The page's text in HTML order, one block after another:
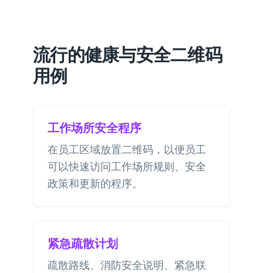
流行的健康与安全二维码
用例
工作场所安全程序
在员工区域放置二维码，以便员工
可以快速访问工作场所规则、安全
政策和更新的程序。
紧急疏散计划
疏散路线、消防安全说明、紧急联